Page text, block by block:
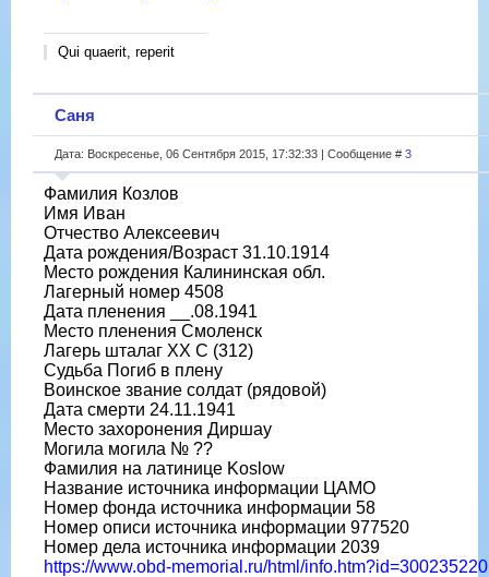
Qui quaerit, reperit
Саня
Дата: Воскресенье, 06 Сентября 2015, 17:32:33 | Сообщение # 3
Фамилия Козлов
Имя Иван
Отчество Алексеевич
Дата рождения/Возраст 31.10.1914
Место рождения Калининская обл.
Лагерный номер 4508
Дата пленения __.08.1941
Место пленения Смоленск
Лагерь шталаг XX C (312)
Судьба Погиб в плену
Воинское звание солдат (рядовой)
Дата смерти 24.11.1941
Место захоронения Диршау
Могила могила № ??
Фамилия на латинице Koslow
Название источника информации ЦАМО
Номер фонда источника информации 58
Номер описи источника информации 977520
Номер дела источника информации 2039
https://www.obd-memorial.ru/html/info.htm?id=300235220